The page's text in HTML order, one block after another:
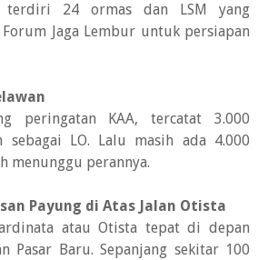
terdiri 24 ormas dan LSM yang
Jaga Lembur untuk persiapan
peringatan KAA, tercatat 3.000
sebagai LO. Lalu masih ada 4.000
menunggu perannya.
Payung di Atas Jalan Otista
atau Otista tepat di depan
Pasar Baru. Sepanjang sekitar 100